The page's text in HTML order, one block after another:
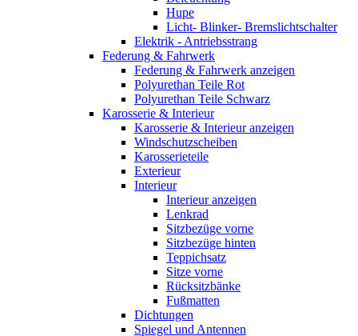
Hupe
Licht- Blinker- Bremslichtschalter
Elektrik - Antriebsstrang
Federung & Fahrwerk
Federung & Fahrwerk anzeigen
Polyurethan Teile Rot
Polyurethan Teile Schwarz
Karosserie & Interieur
Karosserie & Interieur anzeigen
Windschutzscheiben
Karosserieteile
Exterieur
Interieur
Interieur anzeigen
Lenkrad
Sitzbezüge vorne
Sitzbezüge hinten
Teppichsatz
Sitze vorne
Rücksitzbänke
Fußmatten
Dichtungen
Spiegel und Antennen